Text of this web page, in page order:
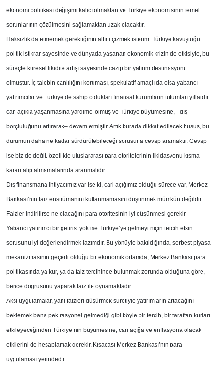
ekonomi politikası değişimi kalıcı olmaktan ve Türkiye ekonomisinin temel
sorunlarının çözülmesini sağlamaktan uzak olacaktır.
Haksızlık da etmemek gerektiğinin altını çizmek isterim. Türkiye kavuştuğu
politik istikrar sayesinde ve dünyada yaşanan ekonomik krizin de etkisiyle, bu
süreçte küresel likidite artışı sayesinde cazip bir yatırım destinasyonu
olmuştur. İç talebin canlılığını koruması, spekülatif amaçlı da olsa yabancı
yatırımcılar ve Türkiye’de sahip oldukları finansal kurumların tutumları yıllardır
cari açıkla yaşanmasına yardımcı olmuş ve Türkiye büyümesine, –dış
borçluluğunu artırarak– devam etmiştir. Artık burada dikkat edilecek husus, bu
durumun daha ne kadar sürdürülebileceği sorusuna cevap aramaktır. Cevap
ise biz de değil, özellikle uluslararası para otoritelerinin likidasyonu kısma
kararı alıp almamalarında aranmalıdır.
Dış finansmana ihtiyacımız var ise ki, cari açığımız olduğu sürece var, Merkez
Bankası’nın faiz enstrümanını kullanmamasını düşünmek mümkün değildir.
Faizler indirilirse ne olacağını para otoritesinin iyi düşünmesi gerekir.
Yabancı yatırımcı bir getirisi yok ise Türkiye’ye gelmeyi niçin tercih etsin
sorusunu iyi değerlendirmek lazımdır. Bu yönüyle bakıldığında, serbest piyasa
mekanizmasının geçerli olduğu bir ekonomik ortamda, Merkez Bankası para
politikasında ya kur, ya da faiz tercihinde bulunmak zorunda olduğuna göre,
bence doğrusunu yaparak faiz ile oynamaktadır.
Aksi uygulamalar, yani faizleri düşürmek suretiyle yatırımların artacağını
beklemek bana pek rasyonel gelmediği gibi böyle bir tercih, bir taraftan kurları
etkileyeceğinden Türkiye’nin büyümesine, cari açığa ve enflasyona olacak
etkilerini de hesaplamak gerekir. Kısacası Merkez Bankası’nın para
uygulaması yerindedir.